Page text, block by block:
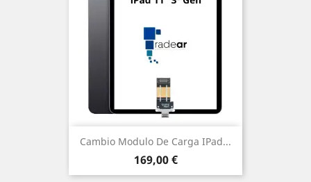
Cambio Modulo De Carga IPad...
Precio
169,00 €